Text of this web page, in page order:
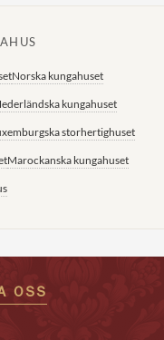
Norska kungahuset
kungahuset
storhertighuset
Marockanska kungahuset
OSS